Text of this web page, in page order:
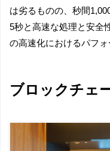
は劣るものの、秒間
5秒と高速な処理と安全
の高速化におけるパフォ
ブロックチェ